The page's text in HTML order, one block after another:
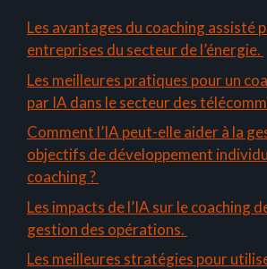
Les avantages du coaching assisté
entreprises du secteur de l’énergie.
Les meilleures pratiques pour un
par IA dans le secteur des
Comment l’IA peut-elle aider à la
objectifs de développement
coaching ?
Les impacts de l’IA sur le coaching
gestion des opérations.
Les meilleures stratégies pour